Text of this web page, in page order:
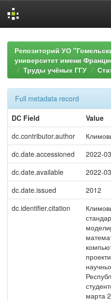
navigationРепозиторий УО
университет имени
Труды учёных ГГУ
Full metadata record
DC Field
Value
dc.contributor.author
dc.date.accessioned
2022-
dc.date.available
2022-
dc.date.issued
2012
dc.identifier.citation
марта